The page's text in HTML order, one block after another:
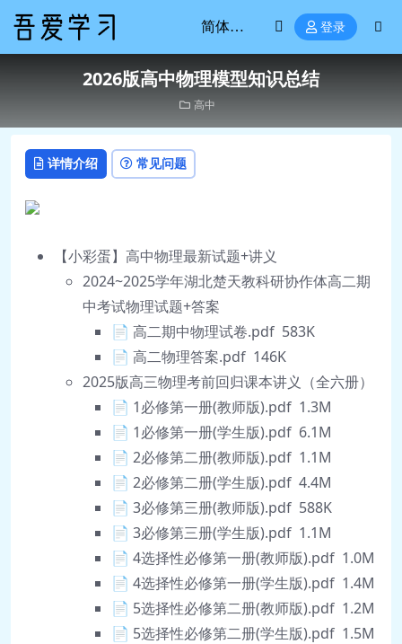
登录
2026版高中物理模型知识总结
高中
详情介绍 常见问题
【小彩蛋】高中物理最新试题+讲义
2024~2025学年湖北楚天教科研协作体高二期
中考试物理试题+答案
📄 高二期中物理试卷.pdf 583K
📄 高二物理答案.pdf 146K
2025版高三物理考前回归课本讲义（全六册）
📄 1必修第一册(教师版).pdf 1.3M
📄 1必修第一册(学生版).pdf 6.1M
📄 2必修第二册(教师版).pdf 1.1M
📄 2必修第二册(学生版).pdf 4.4M
📄 3必修第三册(教师版).pdf 588K
📄 3必修第三册(学生版).pdf 1.1M
📄 4选择性必修第一册(教师版).pdf 1.0M
📄 4选择性必修第一册(学生版).pdf 1.4M
📄 5选择性必修第二册(教师版).pdf 1.2M
📄 5选择性必修第二册(学生版).pdf 1.5M